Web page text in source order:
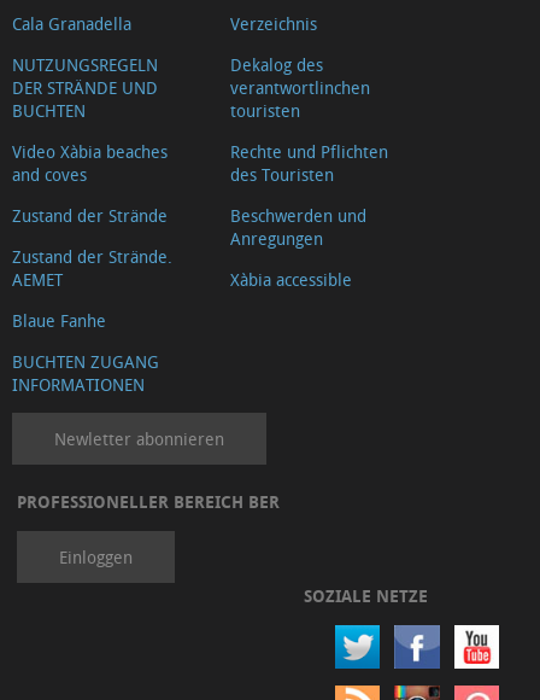
Cala Granadella
NUTZUNGSREGELN
DER STRÄNDE UND
BUCHTEN
Video Xàbia beaches
and coves
Zustand der Strände
Zustand der Strände.
AEMET
Blaue Fanhe
BUCHTEN ZUGANG
INFORMATIONEN
Verzeichnis
Dekalog des
verantwortlinchen
touristen
Rechte und Pflichten
des Touristen
Beschwerden und
Anregungen
Xàbia accessible
Newletter abonnieren
PROFESSIONELLER BEREICH BER
Einloggen
SOZIALE NETZE